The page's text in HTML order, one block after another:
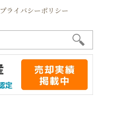
プライバシーポリシー